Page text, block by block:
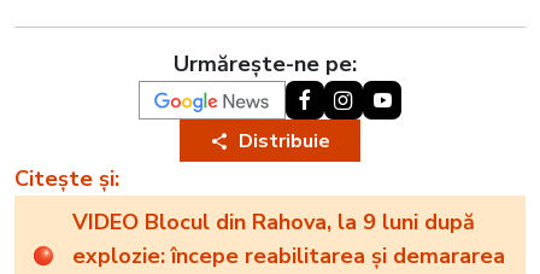
Urmărește-ne pe:
Distribuie
Citește și:
VIDEO Blocul din Rahova, la 9 luni după
explozie: începe reabilitarea și demararea